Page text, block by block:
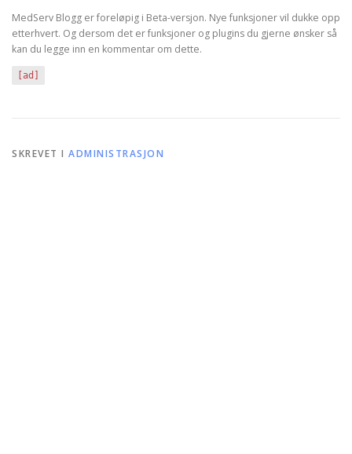
MedServ Blogg er foreløpig i Beta-versjon. Nye funksjoner vil dukke opp
etterhvert. Og dersom det er funksjoner og plugins du gjerne ønsker så
kan du legge inn en kommentar om dette.
[ad]
SKREVET I ADMINISTRASJON